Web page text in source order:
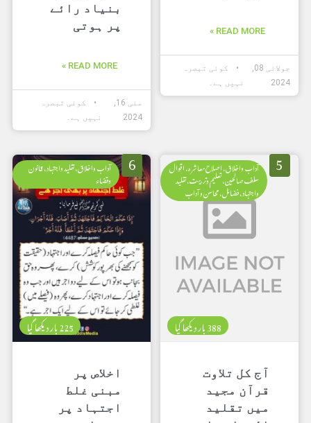
READ MORE »
جولائی 08,
2024
کوئی تبصرہ
نہیں ہے۔
بنیاد رائے
پر ہوتی
READ MORE »
مئی 16,
2024
کوئی تبصرہ
نہیں ہے۔
5 آداب واخلاق، اصلاح معاشرہ، اقوال
سلف صالحین، تعلیم وتربیت، تقلید
واجتہاد، فضائل، محاسن و آداب
388 بار دیکھا گیا
آج کل تلاوت
قرآن مجید
میں تقلید
6 آداب واخلاق، تقلید واجتہاد، قانون
وقضاء
225 بار دیکھا گیا
اخلاص پر
مبنی غلط
اجتہاد پر